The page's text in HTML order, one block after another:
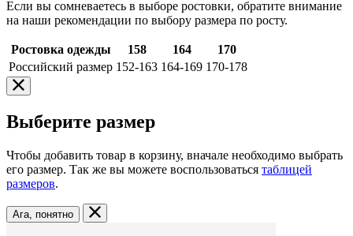
Если вы сомневаетесь в выборе ростовки, обратите внимание
на наши рекомендации по выбору размера по росту.
Ростовка одежды 158 164
170
Российский размер 152-163 164-169 170-178
Выберите размер
Чтобы добавить товар в корзину, вначале необходимо выбрать
его размер. Так же вы можете воспользоваться таблицей
размеров.
Ага, понятно